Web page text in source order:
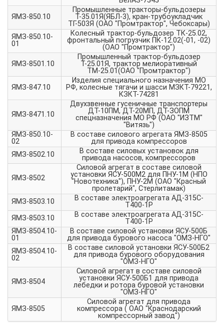
ЯМЗ-850.10
Промышленные тракторы-бульдозеры
Т-35.01Я(ЯБЛ-3), кран-трубоукладчик
ТГ-503Я (ОАО "Промтрактор", Чебоксары)
ЯМЗ-850.10-
01
Колесный трактор-бульдозер ТК-25.02,
фронтальный погрузчик ПК-12.02(-01, -02)
(ОАО "Промтрактор")
ЯМЗ-8501.10
Промышленный трактор-бульдозер
Т-25.01Я, трактор мелиоративный
ТМ-25.01(ОАО "Промтрактор")
ЯМЗ-847.10
Изделия специального назначения МО
РФ, колесные тягачи и шасси МЗКТ-79221,
КЗКТ-74281
ЯМЗ-8471.10
Двухзвенные гусеничные транспортеры
ДТ-10ПМ, ДТ-20МП, ДТ-ЗОПМ
спецназначения МО РФ (ОАО "ИЗТМ"
"Витязь")
ЯМЗ-850.10-
02
В составе силового агрегата ЯМЗ-8505
для привода компрессоров
ЯМЗ-8502.10
В составе силовых установок для
привода насосов, компрессоров
ЯМЗ-8502
Силовой агрегат в составе силовой
установки ЯСУ-500М2 для ПНУ-1М (НПО
"Новотехника"), ПНУ-2М (ОАО "Красный
пролетарий", Стерлитамак)
ЯМЗ-8503.10
В составе электроагрегата АД-315С-
Т400-1Р
ЯМЗ-8503.10
В составе электроагрегата АД-315С-
Т400-1Р
ЯМЗ-8504.10-
01
В составе силовой установки ЯСУ-500Б
для привода бурового насоса "ОМЗ-НГО"
ЯМЗ-8504.10-
02
В составе силовой установки ЯСУ-500Б2
для привода бурового оборудования
"ОМЗ-НГО"
ЯМЗ-8504
Силовой агрегат в составе силовой
установки ЯСУ-500Б1 для привода
лебедки и ротора буровой установки
"ОМЗ-НГО"
ЯМЗ-8505
Силовой агрегат для привода
компрессора ( ОАО "Краснодарский
компрессорный завод")